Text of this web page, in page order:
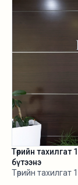
Төрийн
бүтээнэ
Төрийн тахилгат